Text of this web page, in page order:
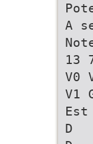
A
13
V0
V1
Est
D